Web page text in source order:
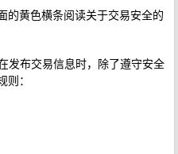
的黄色横条阅读关于交易安全的
发布交易信息时，除了遵守安全
：